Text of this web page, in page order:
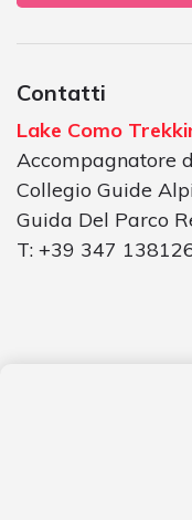
Contatti
Lake Como
Accompagnatore
Collegio Guide
Guida Del Parco
T: +39 347